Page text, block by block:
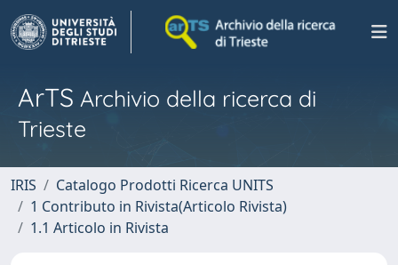
ArTS Archivio della ricerca di
Trieste
IRIS
Catalogo Prodotti Ricerca UNITS
1 Contributo in Rivista(Articolo Rivista)
1.1 Articolo in Rivista